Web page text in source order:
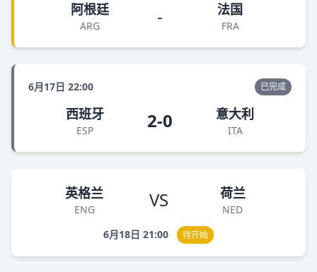
阿根廷
ARG - 法国
FRA
6月17日 22:00 已完成
西班牙
ESP 2-0 意大利
ITA
英格兰
ENG VS 荷兰
NED
6月18日 21:00
待开始